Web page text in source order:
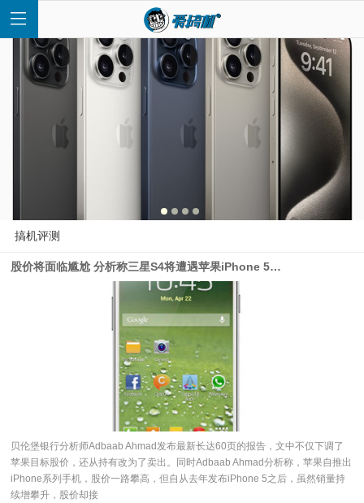
快
讯
科
搞机评测
股价将面临尴尬 分析称三星S4将遭遇苹果iPhone 5“时刻”
贝伦堡银行分析师Adbaab Ahmad发布最新长达60页的报告，文中不仅下调了
苹果目标股价，还从持有改为了卖出。同时Adbaab Ahmad分析称，苹果自推出
iPhone系列手机，股价一路攀高，但自从去年发布iPhone 5之后，虽然销量持
续增攀升，股价却接